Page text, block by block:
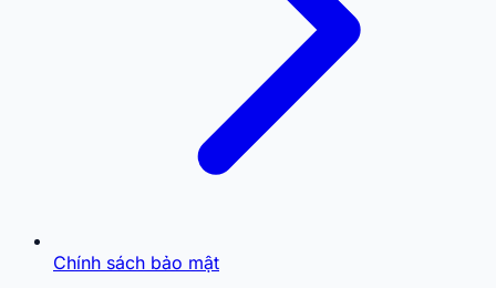
Chính sách bảo mật